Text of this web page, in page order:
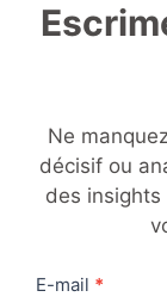
Ne
décisif ou
des
Contact
E-mail *